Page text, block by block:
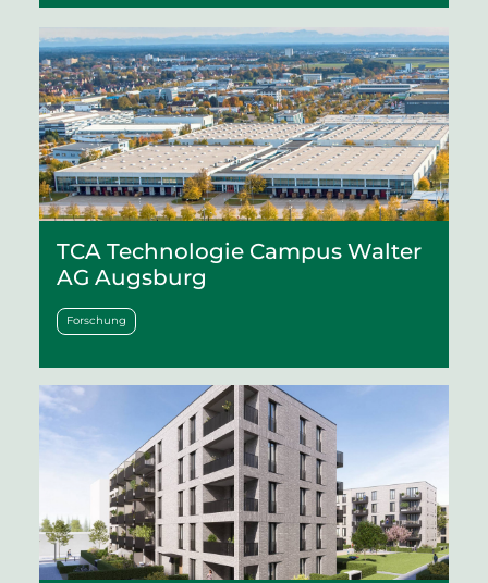
TCA Technologie Campus Walter
AG Augsburg
Forschung